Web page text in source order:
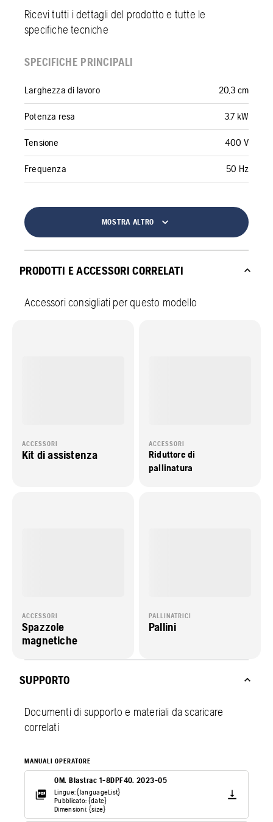
Ricevi tutti i dettagli del prodotto e tutte le
specifiche tecniche
SPECIFICHE PRINCIPALI
Larghezza di lavoro 20,3 cm
Potenza resa 3,7 kW
Tensione 400 V
Frequenza 50 Hz
MOSTRA ALTRO
PRODOTTI E ACCESSORI CORRELATI
Accessori consigliati per questo modello
ACCESSORI
Kit di assistenza
ACCESSORI
Riduttore di
pallinatura
ACCESSORI
Spazzole
magnetiche
PALLINATRICI
Pallini
SUPPORTO
Documenti di supporto e materiali da scaricare
correlati
MANUALI OPERATORE
OM. Blastrac 1-8DPF40. 2023-05
Lingue: {languageList}
Pubblicato: {date}
Dimensioni: {size}